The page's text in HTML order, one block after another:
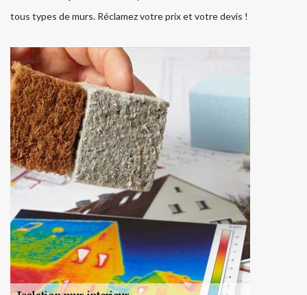
tous types de murs. Réclamez votre prix et votre devis !